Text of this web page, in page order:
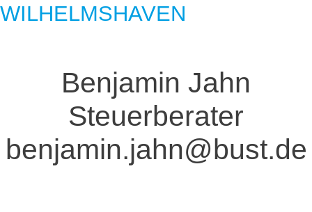
WILHELMSHAVEN
Benjamin Jahn
Steuerberater
benjamin.jahn@bust.de